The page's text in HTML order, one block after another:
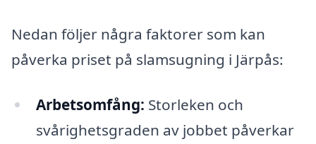
Nedan följer några faktorer som kan
påverka priset på slamsugning i Järpås:
Arbetsomfång: Storleken och
svårighetsgraden av jobbet påverkar